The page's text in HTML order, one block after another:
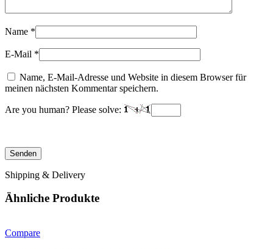
Name *
E-Mail *
Name, E-Mail-Adresse und Website in diesem Browser für
meinen nächsten Kommentar speichern.
Are you human? Please solve:
Shipping & Delivery
Ähnliche Produkte
Compare